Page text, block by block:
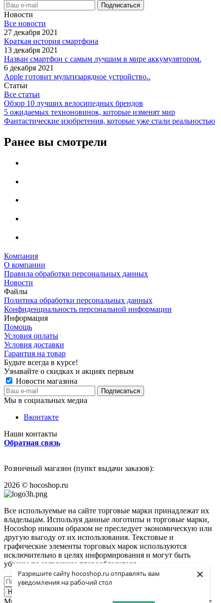
Разрешите сайту hocoshop.ru отправлять вам
уведомления на рабочий стол
×
Новости
Все новости
27 декабря 2021
Краткая история смартфона
13 декабря 2021
Назван смартфон с самым лучшим в мире аккумулятором.
6 декабря 2021
Apple готовит мультизарядное устройство..
Статьи
Все статьи
Обзор 10 лучших велосипедных брендов
5 ожидаемых техноновинок, которые изменят мир
Фантастические изобретения, которые уже стали реальностью
Ранее вы смотрели
Компания
О компании
Правила обработки персональных данных
Новости
Файлы
Политика обработки персональных данных
Конфиденциальность персональной информации
Информация
Помощь
Условия оплаты
Условия доставки
Гарантия на товар
Будьте всегда в курсе!
Узнавайте о скидках и акциях первым
Новости магазина
Мы в социальных медиа
Вконтакте
Наши контакты
Обратная связь
Розничный магазин (пункт выдачи заказов):
2026 © hocoshop.ru
Все используемые на сайте торговые марки принадлежат их
владельцам. Используя данные логотипы и торговые марки,
Hocoshop никоим образом не преследует экономическую или
другую выгоду от их использования. Текстовые и
графические элементы торговых марок используются
исключительно в целях информирования и могут быть
убраны по заявлению правообладателя.
Найти